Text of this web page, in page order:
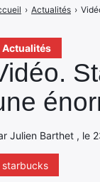
Actualités
Julien Barthet , le
starbucks
› Actualités ›